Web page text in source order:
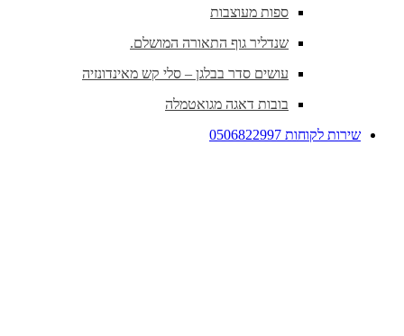
ספות מעוצבות
שנדליר גוף התאורה המושלם.
עושים סדר בבלגן – סלי קש מאינדונזיה
בובות דאגה מגואטמלה
שירות לקוחות 0506822997